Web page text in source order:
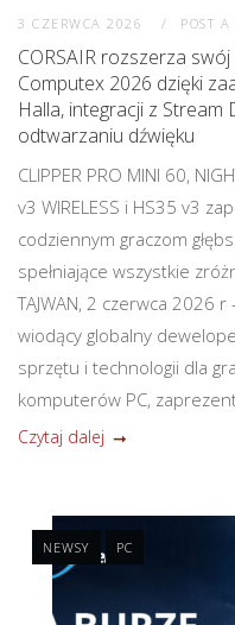
3 CZERWCA 2026 POST
CORSAIR rozszerza
Computex 2026 dzięki
Halla, integracji z Stream
odtwarzaniu dźwięku
CLIPPER PRO MINI 60,
v3 WIRELESS i HS35 v3
codziennym graczom
spełniające wszystkie
TAJWAN, 2 czerwca 2026 r
wiodący globalny
sprzętu i technologii dla
komputerów PC,
Czytaj dalej
NEWSY PC